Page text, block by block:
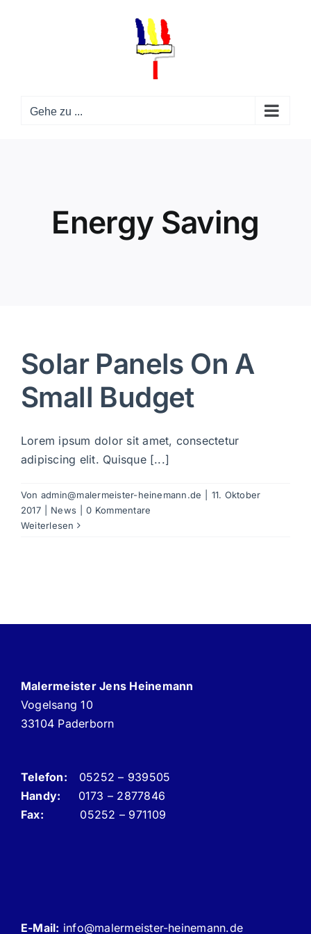
Gehe zu ...
Energy Saving
Solar Panels On A
Small Budget
Lorem ipsum dolor sit amet, consectetur
adipiscing elit. Quisque [...]
Von admin@malermeister-heinemann.de
11. Oktober
2017
News
0 Kommentare
Weiterlesen
Malermeister Jens Heinemann
Vogelsang 10
33104 Paderborn
Telefon: 05252 – 939505
Handy:
0173 – 2877846
Fax: 05252 – 971109
E-Mail: info@malermeister-heinemann.de